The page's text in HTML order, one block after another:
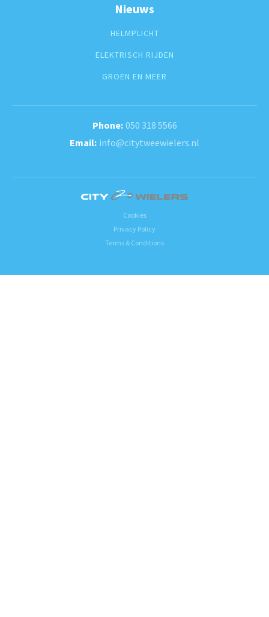
Nieuws
HELMPLICHT
ELEKTRISCH RIJDEN
GROEN EN MEER
050 318 5566
info@citytweewielers.nl
Cookies
Privacy Policy
Terms & Conditions